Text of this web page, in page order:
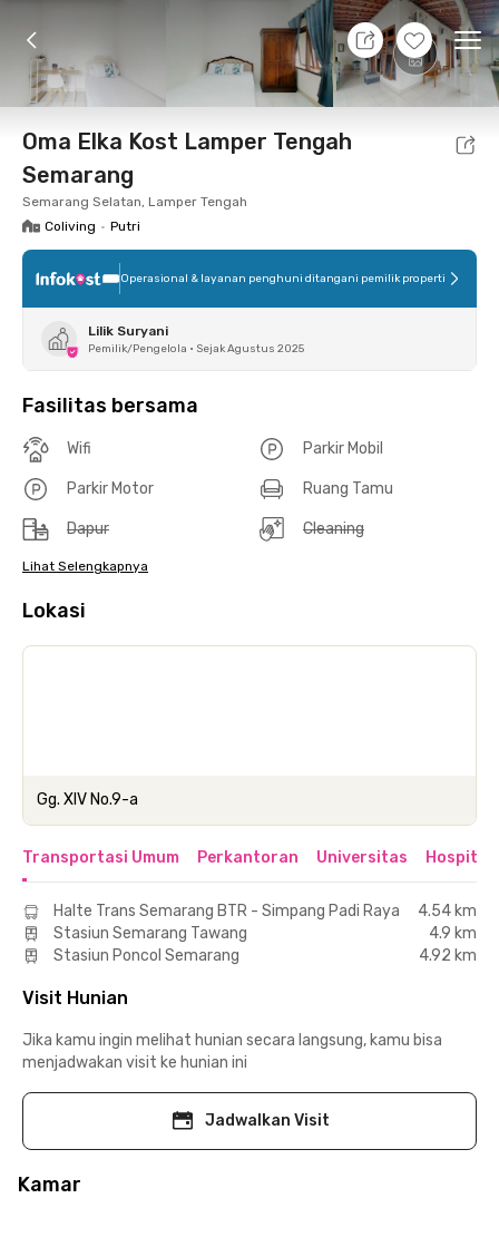
+8
10 Agt 26 - Belum tahu
Foto Fasilitas bersama Lokasi Kamar
Oma Elka Kost Lamper Tengah
Semarang
Semarang Selatan, Lamper Tengah
Coliving • Putri
Operasional & layanan penghuni ditangani pemilik properti
Lilik Suryani
Pemilik/Pengelola • Sejak Agustus 2025
Fasilitas bersama
Wifi Parkir Mobil
Parkir Motor Ruang Tamu
Dapur Cleaning
Lihat Selengkapnya
Lokasi
Gg. XIV No.9-a
Transportasi Umum Perkantoran Universitas Hospital
Halte Trans Semarang BTR - Simpang Padi Raya
4.54 km
Stasiun Semarang Tawang
4.9 km
Stasiun Poncol Semarang
4.92 km
Visit Hunian
Jika kamu ingin melihat hunian secara langsung, kamu bisa
menjadwakan visit ke hunian ini
Jadwalkan Visit
Kamar